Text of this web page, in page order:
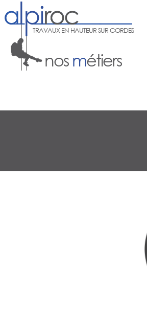
TRAVAUX EN HAUTEUR SUR CORDES
nos métiers